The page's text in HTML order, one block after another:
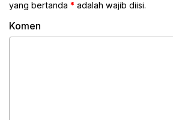
yang bertanda * adalah wajib diisi.
Komen